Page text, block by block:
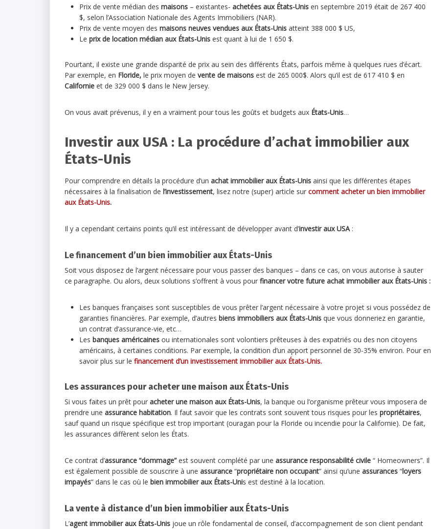
Prix de vente médian des maisons – existantes- achetées aux États-Unis en septembre 2019 était de 267 400
$, selon l’Association Nationale des Agents Immobiliers (NAR).
Prix de vente moyen des maisons neuves vendues aux États-Unis atteint 388 000 $ US,
Le prix de location médian aux États-Unis est quant à lui de 1 650 $.
Pourtant, il existe une grande disparité de prix au sein des différents États, parfois même à quelques rues d’écart.
Par exemple, en Floride, le prix moyen de vente de maisons est de 265 000$. Alors qu’il est de 617 410 $ en
Californie et de 329 000 $ dans le New Jersey.
On vous avait prévenus, il y en a vraiment pour tous les goûts et budgets aux États-Unis…
Investir aux USA : La procédure d’achat immobilier aux
États-Unis
Pour comprendre en détails la procédure d’un achat immobilier aux États-Unis ainsi que les différentes étapes
nécessaires à la finalisation de l’investissement, lisez notre (super) article sur comment acheter un bien immobilier
aux États-Unis.
Il y a cependant certains points qu’il est intéressant de développer avant d’investir aux USA:
Le financement d’un bien immobilier aux États-Unis
Soit vous disposez de l’argent nécessaire pour vous passer des banques – dans ce cas, on vous autorise à sauter
ce paragraphe. Ou alors, deux solutions s’offrent à vous pour financer votre future achat immobilier aux États-Unis :
Les banques françaises sont susceptibles de vous prêter l’argent nécessaire à votre projet si vous possédez de
garanties financières. Par exemple, d’autres biens immobiliers aux États-Unis que vous donneriez en garantie,
un contrat d’assurance-vie, etc…
Les banques américaines ou internationales sont volontiers prêteuses à des expatriés ou des non citoyens
américains, à certaines conditions. Par exemple, la condition d’un apport personnel de 30-35% environ. Pour en
savoir plus sur le financement d’un investissement immobilier aux États-Unis.
Les assurances pour acheter une maison aux États-Unis
Si vous faites un prêt pour acheter une maison aux États-Unis, la banque ou l’organisme prêteur vous imposera de
prendre une assurance habitation. Il faut savoir que les contrats sont souvent tous risques pour les propriétaires,
sauf quand un risque spécifique est trop important (ouragan pour la Floride ou incendie pour la Californie). De fait,
les assurances diffèrent selon les États.
Ce contrat d’assurance “dommage” est souvent complété par une assurance responsabilité civile “ Homeowners”. Il
est également possible de souscrire à une assurance “propriétaire non occupant” ainsi qu’une assurances “loyers
impayés” dans le cas où le bien immobilier aux États-Unis est destiné à la location.
La vente à distance d’un bien immobilier aux États-Unis
L’agent immobilier aux États-Unis joue un rôle fondamental de conseil, d’accompagnement de son client pendant